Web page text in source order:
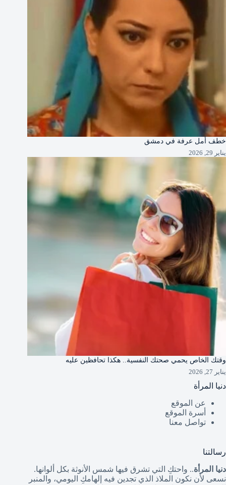
خطف أمل عرفة في دمشق
يناير 29, 2026
وقتك الخاص يحمي صحتك النفسية.. هكذا تحافظين عليه
يناير 27, 2026
دنيا المرأة
عن الموقع
أسرة الموقع
تواصل معنا
رسالتنا
دنيا المرأة.. واحتكِ التي تشرق فيها شمس الأنوثة بكل ألوانها.
نسعى لأن نكون الملاذ الذي تجدين فيه إلهامكِ اليومي، والمنبر